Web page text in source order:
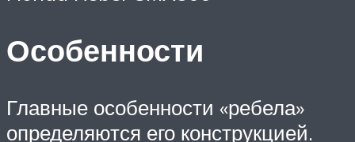
Особенности
Главные особенности «ребела»
определяются его конструкцией.